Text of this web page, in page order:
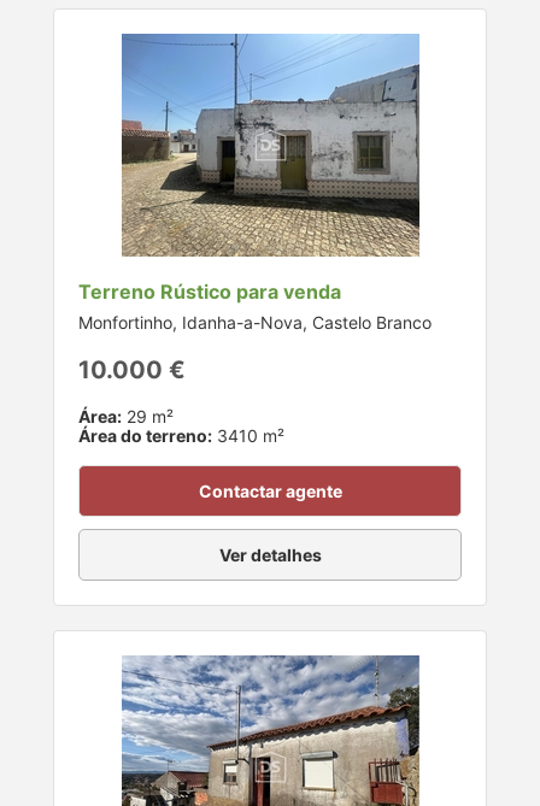
Terreno Rústico para venda
Monfortinho, Idanha-a-Nova, Castelo Branco
10.000 €
Área: 29 m²
Área do terreno: 3410 m²
Contactar agente
Ver detalhes